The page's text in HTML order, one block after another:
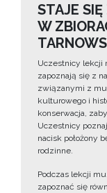
STAJE
W
Uczestnicy lekcji
zapoznają się z
związanymi z
kulturowego i
konserwacja,
Uczestnicy
nacisk położony
rodzinne.
Podczas lekcji
zapoznać się